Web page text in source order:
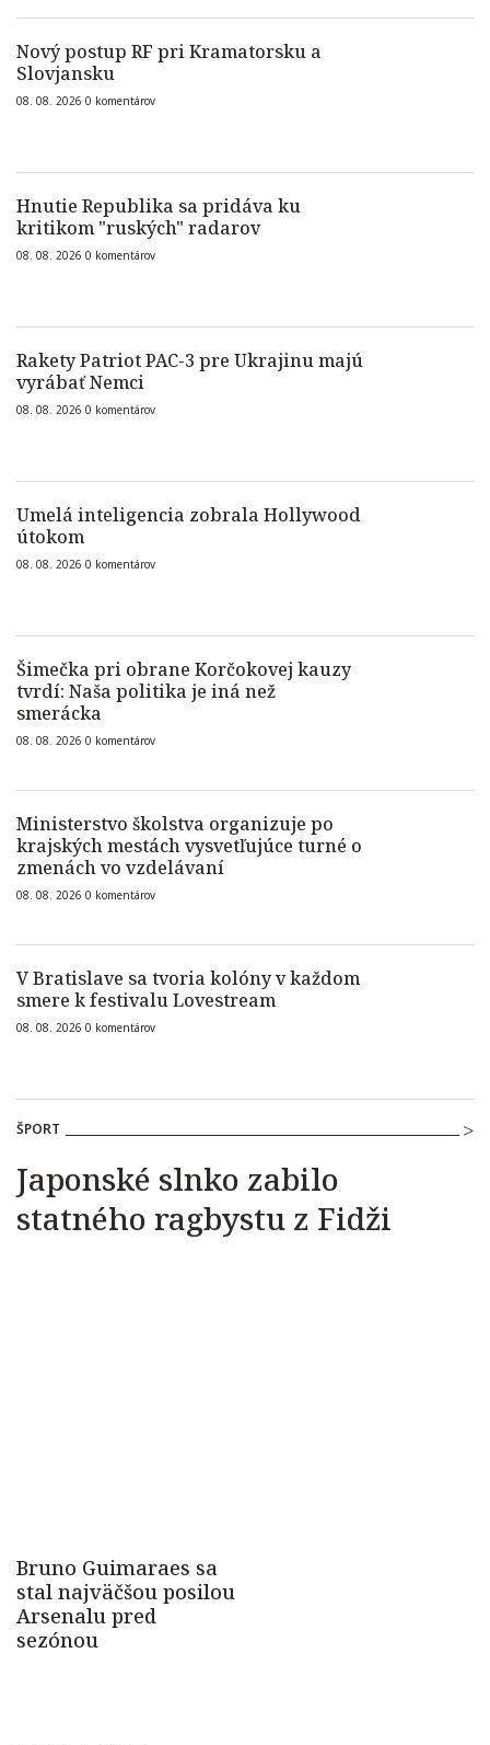
Nový postup RF pri Kramatorsku a
Slovjansku
08. 08. 2026 0 komentárov
Hnutie Republika sa pridáva ku
kritikom "ruských" radarov
08. 08. 2026 0 komentárov
Rakety Patriot PAC-3 pre Ukrajinu majú
vyrábať Nemci
08. 08. 2026 0 komentárov
Umelá inteligencia zobrala Hollywood
útokom
08. 08. 2026 0 komentárov
Šimečka pri obrane Korčokovej kauzy
tvrdí: Naša politika je iná než
smerácka
08. 08. 2026 0 komentárov
Ministerstvo školstva organizuje po
krajských mestách vysvetľujúce turné o
zmenách vo vzdelávaní
08. 08. 2026 0 komentárov
V Bratislave sa tvoria kolóny v každom
smere k festivalu Lovestream
08. 08. 2026 0 komentárov
ŠPORT